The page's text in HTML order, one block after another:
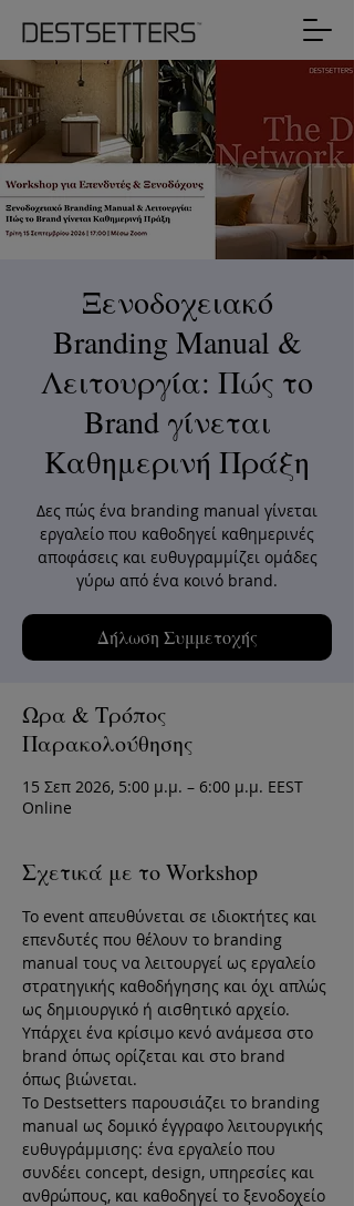
Ξενοδοχειακό
Branding Manual &
Λειτουργία: Πώς το
Brand γίνεται
Καθημερινή Πράξη
Δες πώς ένα branding manual γίνεται
εργαλείο που καθοδηγεί καθημερινές
αποφάσεις και ευθυγραμμίζει ομάδες
γύρω από ένα κοινό brand.
Δήλωση Συμμετοχής
Ωρα & Τρόπος
Παρακολούθησης
15 Σεπ 2026, 5:00 μ.μ. – 6:00 μ.μ. EEST
Online
Σχετικά με το Workshop
Το event απευθύνεται σε ιδιοκτήτες και
επενδυτές που θέλουν το branding
manual τους να λειτουργεί ως εργαλείο
στρατηγικής καθοδήγησης και όχι απλώς
ως δημιουργικό ή αισθητικό αρχείο.
Υπάρχει ένα κρίσιμο κενό ανάμεσα στο
brand όπως ορίζεται και στο brand
όπως βιώνεται.
Το Destsetters παρουσιάζει το branding
manual ως δομικό έγγραφο λειτουργικής
ευθυγράμμισης: ένα εργαλείο που
συνδέει concept, design, υπηρεσίες και
ανθρώπους, και καθοδηγεί το ξενοδοχείο